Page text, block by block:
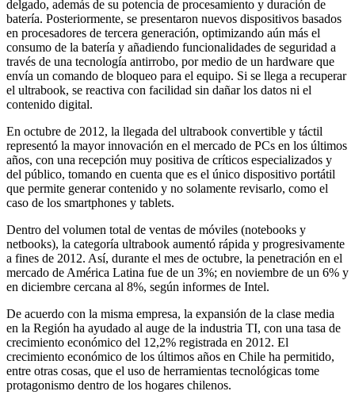
delgado, además de su potencia de procesamiento y duración de
batería. Posteriormente, se presentaron nuevos dispositivos basados
en procesadores de tercera generación, optimizando aún más el
consumo de la batería y añadiendo funcionalidades de seguridad a
través de una tecnología antirrobo, por medio de un hardware que
envía un comando de bloqueo para el equipo. Si se llega a recuperar
el ultrabook, se reactiva con facilidad sin dañar los datos ni el
contenido digital.
En octubre de 2012, la llegada del ultrabook convertible y táctil
representó la mayor innovación en el mercado de PCs en los últimos
años, con una recepción muy positiva de críticos especializados y
del público, tomando en cuenta que es el único dispositivo portátil
que permite generar contenido y no solamente revisarlo, como el
caso de los smartphones y tablets.
Dentro del volumen total de ventas de móviles (notebooks y
netbooks), la categoría ultrabook aumentó rápida y progresivamente
a fines de 2012. Así, durante el mes de octubre, la penetración en el
mercado de América Latina fue de un 3%; en noviembre de un 6% y
en diciembre cercana al 8%, según informes de Intel.
De acuerdo con la misma empresa, la expansión de la clase media
en la Región ha ayudado al auge de la industria TI, con una tasa de
crecimiento económico del 12,2% registrada en 2012. El
crecimiento económico de los últimos años en Chile ha permitido,
entre otras cosas, que el uso de herramientas tecnológicas tome
protagonismo dentro de los hogares chilenos.